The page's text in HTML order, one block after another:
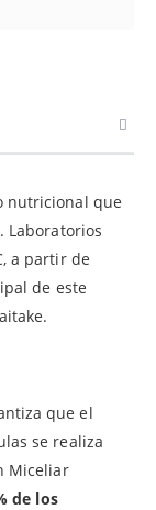
nutricional que
Laboratorios
a partir de
de este
que el
se realiza
Miceliar
de los